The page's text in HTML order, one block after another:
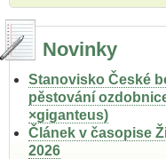
Novinky
Stanovisko České
pěstování
×giganteus)
Článek v časopise
2026